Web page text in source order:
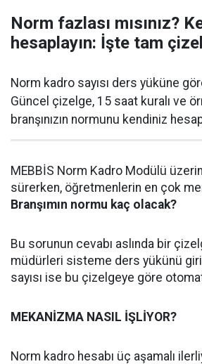
Norm fazlası mısınız?
hesaplayın: İşte tam
Norm kadro sayısı ders yüküne
Güncel çizelge, 15 saat kuralı ve
branşınızın normunu kendiniz
MEBBİS Norm Kadro Modülü
sürerken, öğretmenlerin en çok
Branşımın normu kaç olacak?
Bu sorunun cevabı aslında bir
müdürleri sisteme ders yükünü
sayısı ise bu çizelgeye göre
MEKANİZMA NASIL İŞLİYOR?
Norm kadro hesabı üç aşamalı